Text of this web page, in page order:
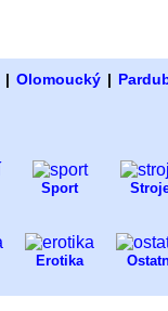
| Olomoucký |
Sport
Erotika